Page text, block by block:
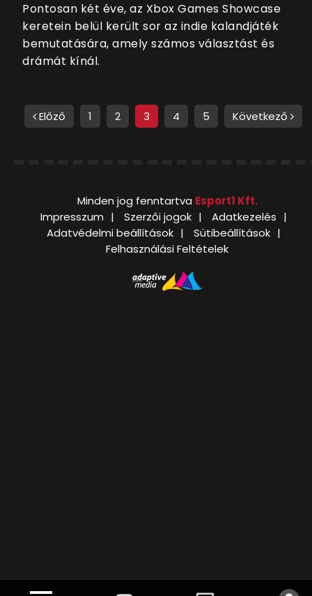
Pontosan két éve, az Xbox Games Showcase
keretein belül került sor az indie kalandjáték
bemutatására, amely számos választást és
drámát kínál.
Előző 1 2 3 4 5 Következő
Minden jog fenntartva Esport1 Kft.
Impresszum
Szerzői jogok
Adatkezelés
Adatvédelmi beállítások
Sütibeállítások
Felhasználási Feltételek